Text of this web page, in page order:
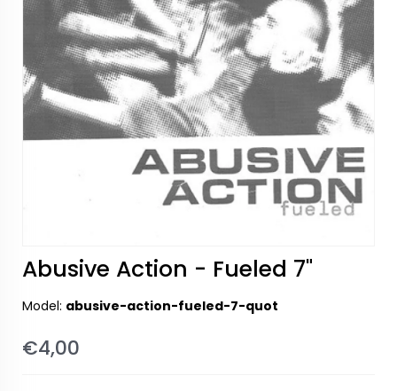
Abusive Action - Fueled 7"
Model: abusive-action-fueled-7-quot
€4,00